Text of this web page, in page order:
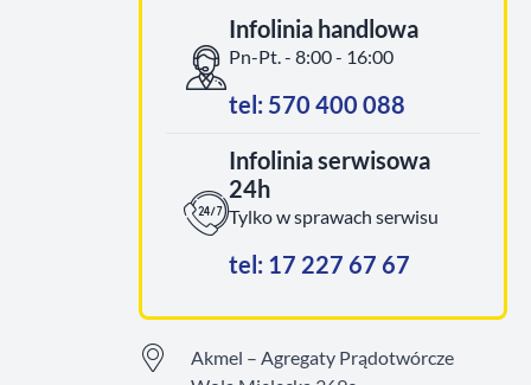
Infolinia handlowa
Pn-Pt. - 8:00 - 16:00
tel: 570 400 088
Infolinia serwisowa
24h
Tylko w sprawach serwisu
tel: 17 227 67 67
Akmel – Agregaty Prądotwórcze